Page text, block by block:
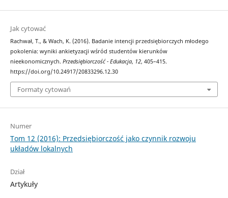
Jak cytować
Rachwał, T., & Wach, K. (2016). Badanie intencji przedsiębiorczych młodego
pokolenia: wyniki ankietyzacji wśród studentów kierunków
nieekonomicznych. Przedsiębiorczość - Edukacja, 12, 405–415.
https://doi.org/10.24917/20833296.12.30
Formaty cytowań
Numer
Tom 12 (2016): Przedsiębiorczość jako czynnik rozwoju
układów lokalnych
Dział
Artykuły